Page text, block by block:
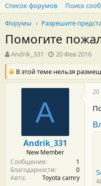
Список форумов
Поиск
Форумы
Разрешите
Помогите
А
в
т
о
Andrik_331
Д
а
т
а
н
а
20 Фев 2016
В этой теме нельзя
A
Andrik_331
New Member
Сообщения
1
Благодарности
0
Авто
Toyota camry